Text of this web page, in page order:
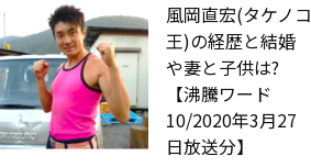
風岡直宏(タケノコ
王)の経歴と結婚
や妻と子供は?
【沸騰ワード
10/2020年3月27
日放送分】